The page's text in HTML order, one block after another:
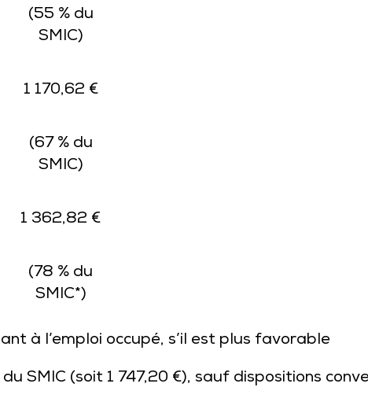
(55 % du
SMIC)
1 170,62 €
(67 % du
SMIC)
1 362,82 €
(78 % du
SMIC*)
à l’emploi occupé, s’il est plus favorable
SMIC (soit 1 747,20 €), sauf dispositions